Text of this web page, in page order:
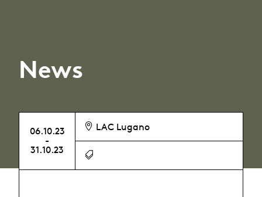
News
06.10.23
-
31.10.23
LAC Lugano